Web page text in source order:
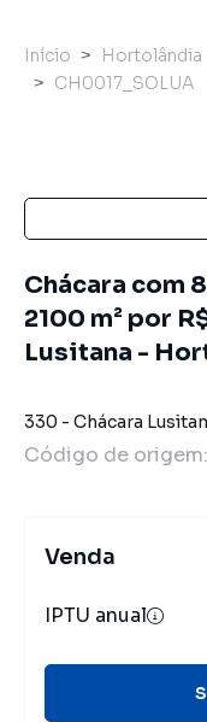
Início Hortolândia
CH0017_SOLUA
Chácara com
2100 m² por
Lusitana -
330 - Chácara
Código de origem:
Venda
IPTU anual